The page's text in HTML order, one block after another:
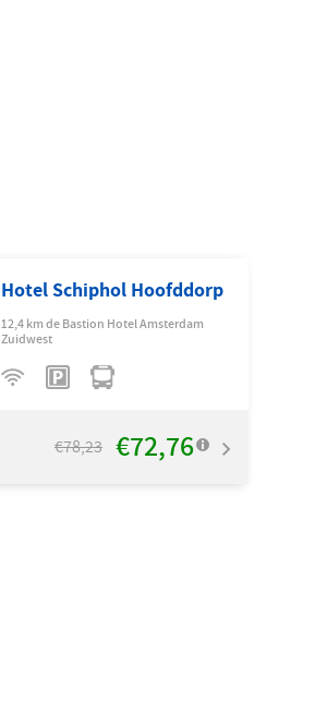
Hotel Schiphol Hoofddorp
12,4 km de Bastion Hotel Amsterdam
Zuidwest
€78,23 €72,76